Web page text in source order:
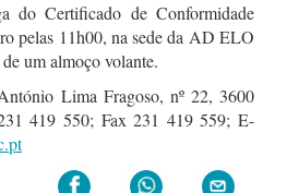
do Certificado de Conformidade
pelas 11h00, na sede da AD ELO
um almoço volante.
Lima Fragoso, nº 22, 3600
419 550; Fax 231 419 559; E-